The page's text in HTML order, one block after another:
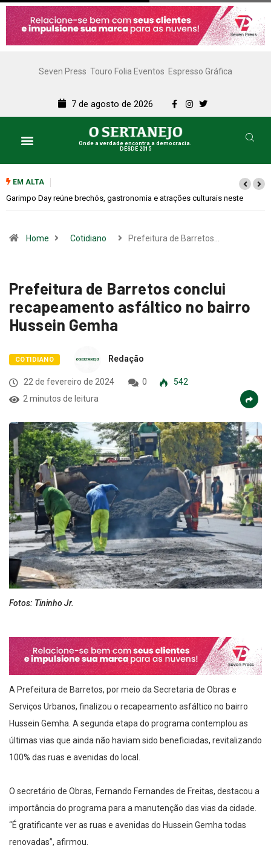
Seven Press Touro Folia Eventos Espresso Gráfica
7 de agosto de 2026
Onde a verdade encontra a democracia.
DESDE 2015
EM ALTA
Bugonia transforma paranoia e conspiração em um suspense
Home Cotidiano Prefeitura de Barretos…
Prefeitura de Barretos conclui
recapeamento asfáltico no bairro
Hussein Gemha
COTIDIANO Redação
22 de fevereiro de 2024 0
542
2 minutos de leitura
Fotos: Tininho Jr.
A Prefeitura de Barretos, por meio da Secretaria de Obras e
Serviços Urbanos, finalizou o recapeamento asfáltico no bairro
Hussein Gemha. A segunda etapa do programa contemplou as
últimas vias que ainda não haviam sido beneficiadas, revitalizando
100% das ruas e avenidas do local.
O secretário de Obras, Fernando Fernandes de Freitas, destacou a
importância do programa para a manutenção das vias da cidade.
“É gratificante ver as ruas e avenidas do Hussein Gemha todas
renovadas”, afirmou.